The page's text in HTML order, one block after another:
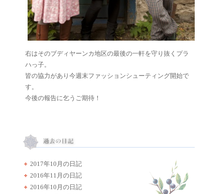
右はそのブディヤーンカ地区の最後の一軒を守り抜くプラ
ハっ子。
皆の協力があり今週末ファッションシューティング開始で
す。
今後の報告に乞うご期待！
2017年10月の日記
2016年11月の日記
2016年10月の日記